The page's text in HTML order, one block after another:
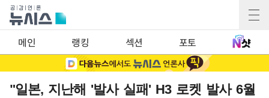
메인 랭킹 섹션 포토
"일본, 지난해 '발사 실패' H3 로켓 발사 6월